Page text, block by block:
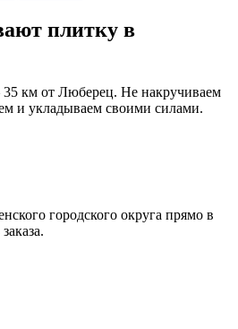
плитку в
км от Люберец. Не накручиваем
и укладываем своими силами.
городского округа прямо в